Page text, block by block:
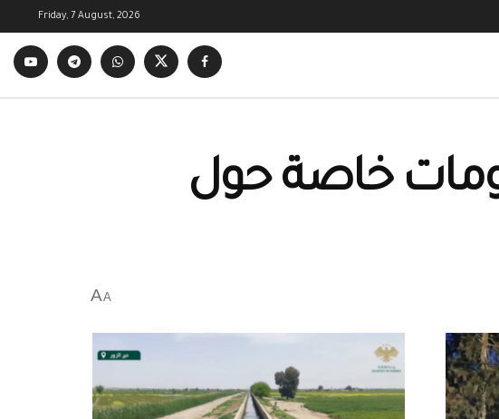
Friday, 7 August, 2026
معلومات خاصة حول
A
A